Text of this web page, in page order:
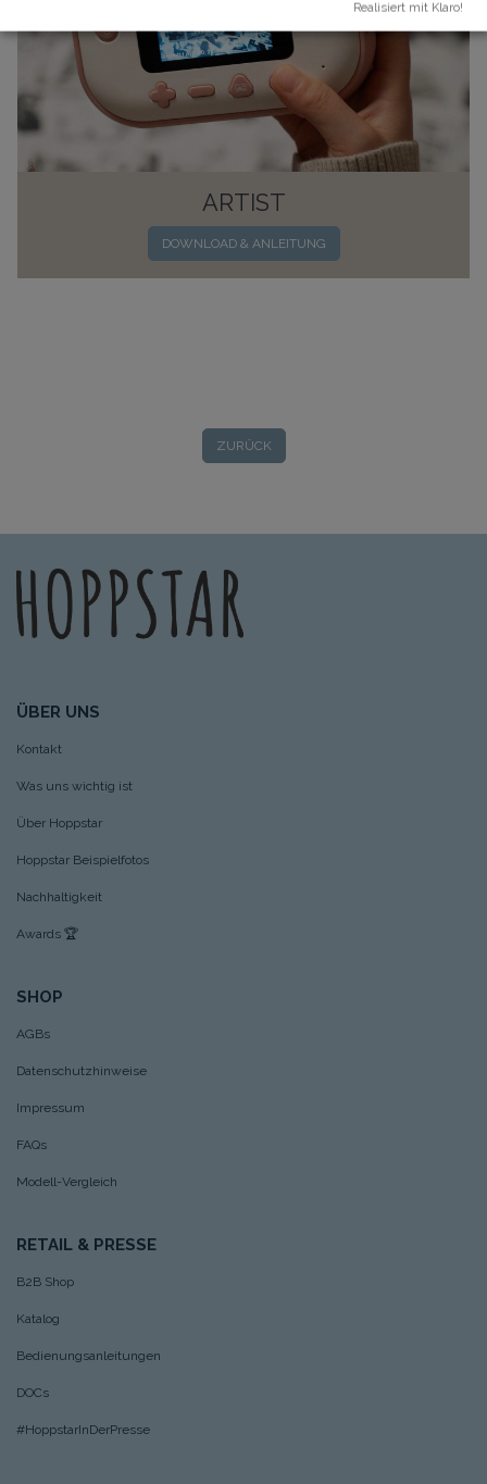
ARTIST
DOWNLOAD & ANLEITUNG
ZURÜCK
ÜBER UNS
Kontakt
Was uns wichtig ist
Über Hoppstar
Hoppstar Beispielfotos
Nachhaltigkeit
Awards 🏆
SHOP
AGBs
Datenschutzhinweise
Impressum
FAQs
Modell-Vergleich
RETAIL & PRESSE
B2B Shop
Katalog
Bedienungsanleitungen
DOCs
#HoppstarInDerPresse
Realisiert mit Klaro!